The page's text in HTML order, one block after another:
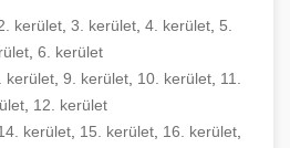
és tisztítóberendezések
szakmai választéka -
sajtreszelő és aprítógépek
mindent egy helyen
tanácsadóink segítenek a
kiválasztásában, a
elrendezésének
valamint a telepítés és az
kerület 3. kerület 4. kerület 5.
6. kerület
kerület, 9. kerület, 10. kerület, 11.
12. kerület
kerület 15. kerület 16. kerület